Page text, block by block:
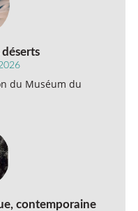
déserts
du Muséum du
contemporaine